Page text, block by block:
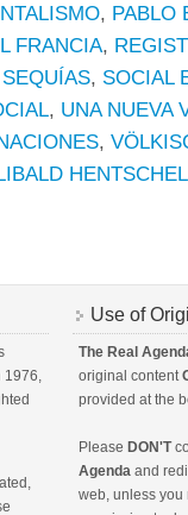
, PABLO
FRANCIA,
SEQUÍAS, SOCIAL
, UNA NUEVA
,
HENTSCHEL
1976,
Use of
The Real
original content
provided at the
Please DON'T
Agenda and
web, unless you